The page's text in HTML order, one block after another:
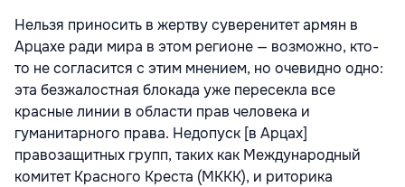
Нельзя приносить в жертву суверенитет армян в
Арцахе ради мира в этом регионе — возможно, кто-
то не согласится с этим мнением, но очевидно одно:
эта безжалостная блокада уже пересекла все
красные линии в области прав человека и
гуманитарного права. Недопуск [в Арцах]
правозащитных групп, таких как Международный
комитет Красного Креста (МККК), и риторика